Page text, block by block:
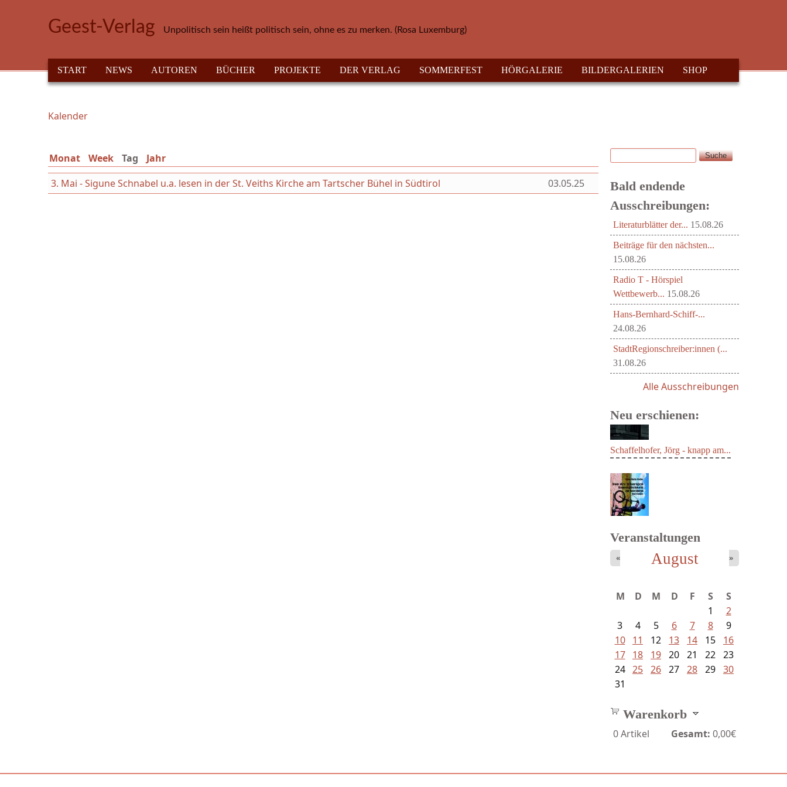
Geest-Verlag Unpolitisch sein heißt politisch sein, ohne es zu merken. (Rosa Luxemburg)
HAUPTMENÜ
START NEWS AUTOREN BÜCHER PROJEKTE DER VERLAG SOMMERFEST HÖRGALERIE BILDERGALERIEN SHOP
Sie sind hier
Kalender
Monat Week Tag (aktiver Reiter)
Jahr
3. Mai - Sigune Schnabel u.a. lesen in der St. Veiths Kirche am Tartscher Bühel in Südtirol
03.05.25
Suchformular
Suche
Bald endende
Ausschreibungen:
Literaturblätter der... 15.08.26
Beiträge für den nächsten...
15.08.26
Radio T - Hörspiel
Wettbewerb... 15.08.26
Hans-Bernhard-Schiff-...
24.08.26
StadtRegionschreiber:innen (...
31.08.26
Alle Ausschreibungen
Neu erschienen:
Schaffelhofer, Jörg - knapp am...
Veranstaltungen
August
« »
M D M D F S
S
1
2
3
4 5 6 7 8
9
10
11 12 13 14 15
16
17
18 19 20 21 22 23
24 25 26 27 28 29 30
31
Warenkorb
0Artikel Gesamt: 0,00€